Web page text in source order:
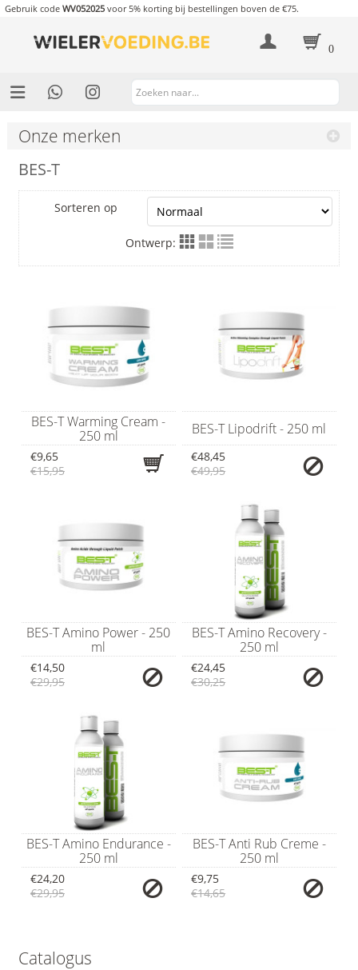
Gebruik code WV052025voor 5% korting bij bestellingen boven de €75.
0
Onze merken
BES-T
Sorteren op
Ontwerp:
BES-T Warming Cream -
250 ml
€9,65
€15,95
BES-T Lipodrift - 250 ml
€48,45
€49,95
BES-T Amino Power - 250
ml
€14,50
€29,95
BES-T Amino Recovery -
250 ml
€24,45
€30,25
BES-T Amino Endurance -
250 ml
€24,20
€29,95
BES-T Anti Rub Creme -
250 ml
€9,75
€14,65
Catalogus